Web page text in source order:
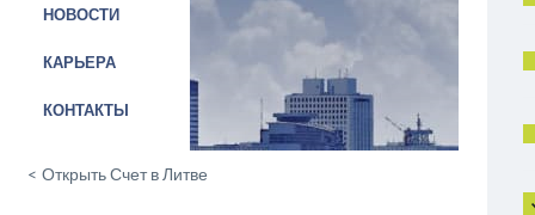
НОВОСТИ
КАРЬЕРА
КОНТАКТЫ
< Открыть Счет в Литве